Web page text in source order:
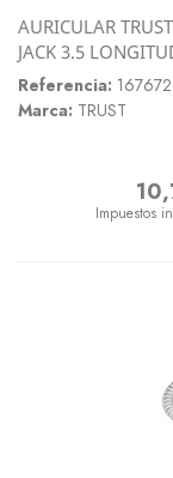
AURICULAR
JACK 3.5
Referencia:
Marca: TRUST
Precio
Impuestos